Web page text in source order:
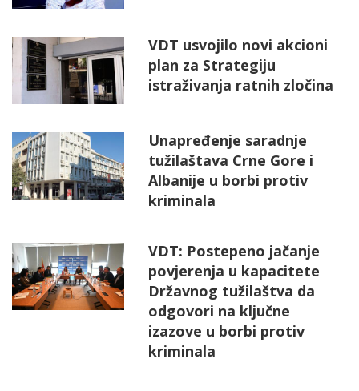
VDT usvojilo novi akcioni
plan za Strategiju
istraživanja ratnih zločina
Unapređenje saradnje
tužilaštava Crne Gore i
Albanije u borbi protiv
kriminala
VDT: Postepeno jačanje
povjerenja u kapacitete
Državnog tužilaštva da
odgovori na ključne
izazove u borbi protiv
kriminala